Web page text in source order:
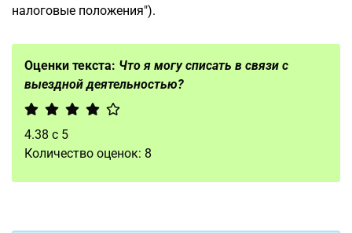
налоговые положения").
Оценки текста: Что я могу списать в связи с
выездной деятельностью?
4.38 с 5
Количество оценок: 8